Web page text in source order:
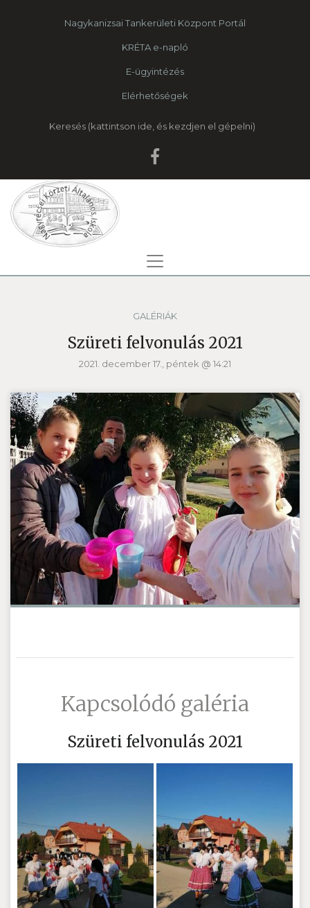
Nagykanizsai Tankerületi Központ Portál
KRÉTA e-napló
E-ügyintézés
Elérhetőségek
Keresés
GALÉRIÁK
Szüreti felvonulás 2021
2021. december 17., péntek @ 14:21
Kapcsolódó galéria
Szüreti felvonulás 2021